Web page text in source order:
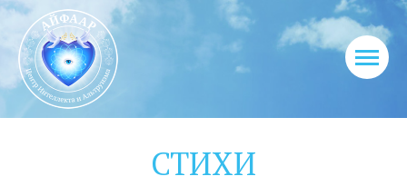
СТИХИ